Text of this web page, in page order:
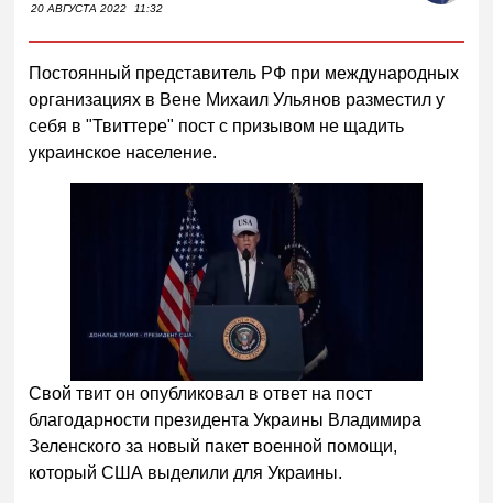
20 АВГУСТА 2022 11:32
Постоянный представитель РФ при международных
организациях в Вене Михаил Ульянов разместил у
себя в "Твиттере" пост с призывом не щадить
украинское население.
Следующее видео через
5
Отмена
Свой твит он опубликовал в ответ на пост
благодарности президента Украины Владимира
Зеленского за новый пакет военной помощи,
который США выделили для Украины.